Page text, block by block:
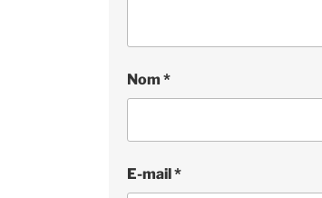
Nom *
E-mail *